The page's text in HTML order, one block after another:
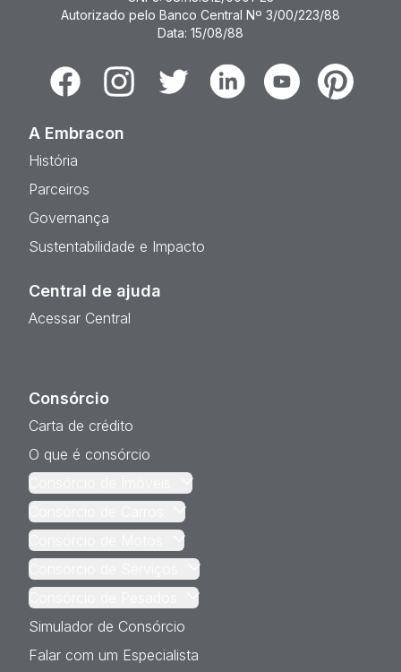
Autorizado pelo Banco Central Nº 3/00/223/88
Data: 15/08/88
FacebookInstagramTwitter LinkedinYoutubePinterest
A Embracon
História
Parceiros
Governança
Sustentabilidade e Impacto
Central de ajuda
Acessar Central
Consórcio
Carta de crédito
O que é consórcio
Consórcio de Imóveis
Consórcio de Carros
Consórcio de Motos
Consórcio de Serviços
Consórcio de Pesados
Simulador de Consórcio
Falar com um Especialista